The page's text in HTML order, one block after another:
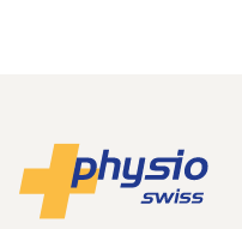
Footer